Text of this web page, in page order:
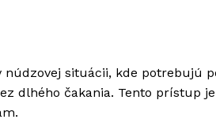
situácii, kde potrebujú
dlhého čakania. Tento prístup